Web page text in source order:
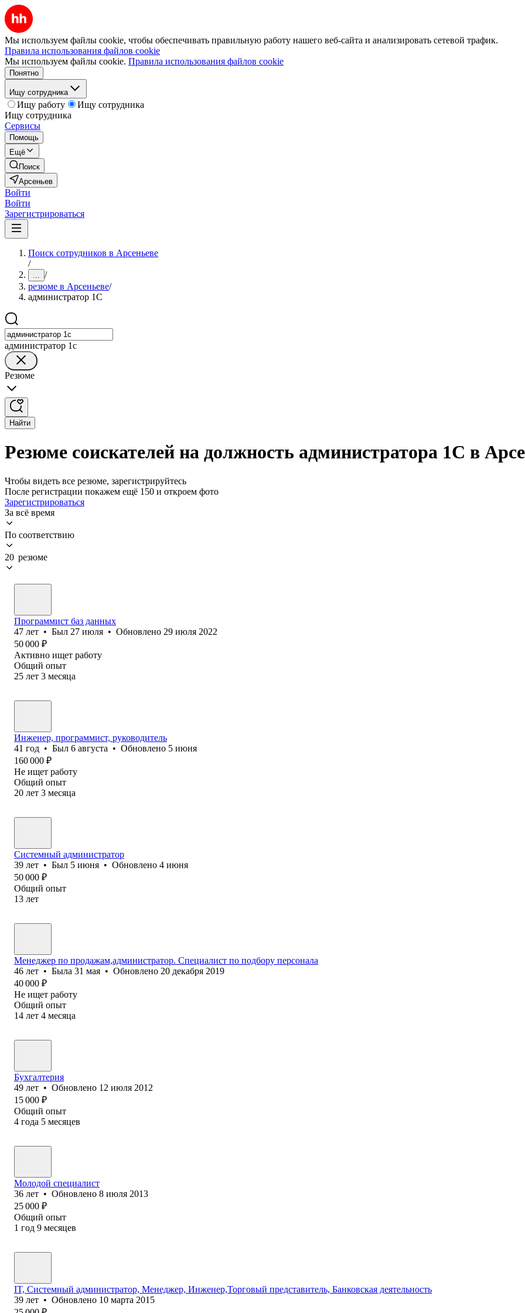
Мы используем файлы cookie, чтобы обеспечивать правильную работу нашего веб-сайта и анализировать сетевой трафик.
Правила использования файлов cookie
Мы используем файлы cookie. Правила использования файлов cookie
Понятно
Ищу сотрудника
Ищу работу
Ищу сотрудника
Ищу сотрудника
Сервисы
Помощь
Ещё
Поиск
Арсеньев
Войти
Войти
Зарегистрироваться
Поиск сотрудников в Арсеньеве
/
... /
резюме в Арсеньеве/
администратор 1С
администратор 1с
Резюме
Найти
Резюме соискателей на должность администратора 1С в
Чтобы видеть все резюме, зарегистрируйтесь
После регистрации покажем ещё 150 и откроем фото
Зарегистрироваться
За всё время
По соответствию
20 резюме
Программист баз данных
47 лет • Был 27 июля • Обновлено 29 июля 2022
50 000 ₽
Активно ищет работу
Общий опыт
25 лет 3 месяца
Инженер, программист, руководитель
41 год • Был 6 августа • Обновлено 5 июня
160 000 ₽
Не ищет работу
Общий опыт
20 лет 3 месяца
Системный администратор
39 лет • Был 5 июня • Обновлено 4 июня
50 000 ₽
Общий опыт
13 лет
Менеджер по продажам,администратор. Специалист по подбору персонала
46 лет • Была 31 мая • Обновлено 20 декабря 2019
40 000 ₽
Не ищет работу
Общий опыт
14 лет 4 месяца
Бухгалтерия
49 лет • Обновлено 12 июля 2012
15 000 ₽
Общий опыт
4 года 5 месяцев
Молодой специалист
36 лет • Обновлено 8 июля 2013
25 000 ₽
Общий опыт
1 год 9 месяцев
IT, Системный администратор, Менеджер, Инженер,Торговый представитель, Банковская деятельность
39 лет • Обновлено 10 марта 2015